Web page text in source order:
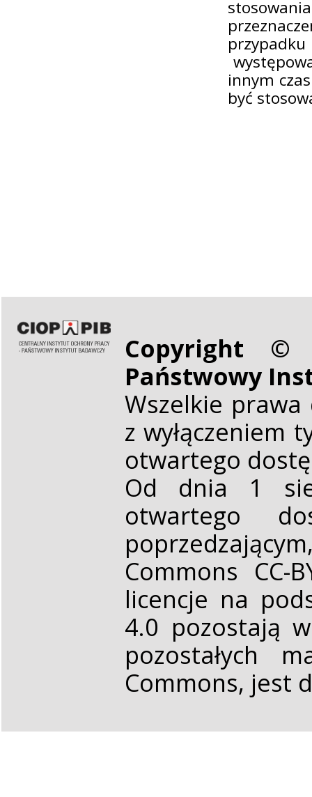
innym
być
Copyright ©
Państwowy
Wszelkie
z wyłączeniem
otwartego
Od dnia 1
otwartego
Commons CC-
licencje na
4.0 pozostają
pozostałych
Commons, jest